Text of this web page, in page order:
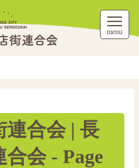
menu
連合会 | 長
会 - Page